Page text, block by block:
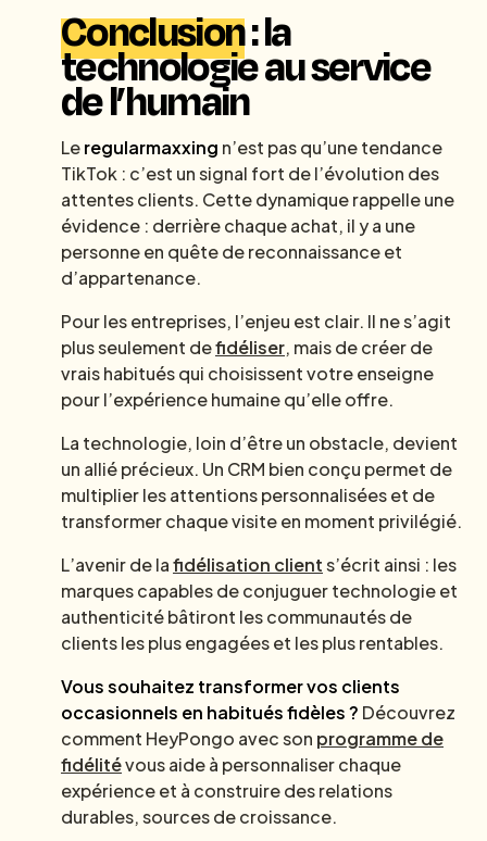
Conclusion: la
technologie au service
de l’humain
Leregularmaxxing n’est pas qu’une tendance
TikTok : c’est un signal fort de l’évolution des
attentes clients. Cette dynamique rappelle une
évidence : derrière chaque achat, il y a une
personne en quête de reconnaissance et
d’appartenance.
Pour les entreprises, l’enjeu est clair. Il ne s’agit
plus seulement defidéliser, mais de créer de
vrais habitués qui choisissent votre enseigne
pour l’expérience humaine qu’elle offre.
La technologie, loin d’être un obstacle, devient
un allié précieux. Un CRM bien conçu permet de
multiplier les attentions personnalisées et de
transformer chaque visite en moment privilégié.
L’avenir de lafidélisation clients’écrit ainsi : les
marques capables de conjuguer technologie et
authenticité bâtiront les communautés de
clients les plus engagées et les plus rentables.
Vous souhaitez transformer vos clients
occasionnels en habitués fidèles ? Découvrez
comment HeyPongo avec son programme de
fidélitévous aide à personnaliser chaque
expérience et à construire des relations
durables, sources de croissance.